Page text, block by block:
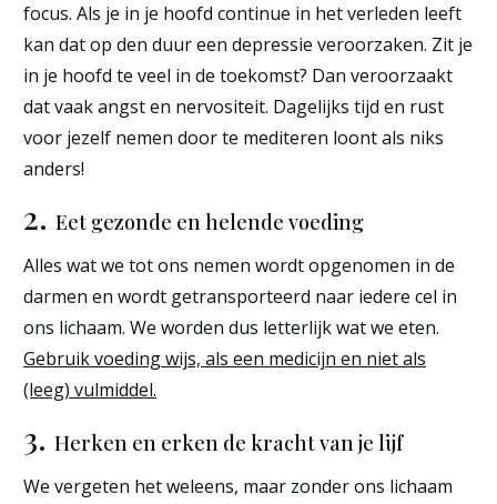
focus. Als je in je hoofd continue in het verleden leeft
kan dat op den duur een depressie veroorzaken. Zit je
in je hoofd te veel in de toekomst? Dan veroorzaakt
dat vaak angst en nervositeit. Dagelijks tijd en rust
voor jezelf nemen door te mediteren loont als niks
anders!
2. Eet gezonde en helende voeding
Alles wat we tot ons nemen wordt opgenomen in de
darmen en wordt getransporteerd naar iedere cel in
ons lichaam. We worden dus letterlijk wat we eten.
Gebruik voeding wijs, als een medicijn en niet als
(leeg) vulmiddel.
3. Herken en erken de kracht van je lijf
We vergeten het weleens, maar zonder ons lichaam